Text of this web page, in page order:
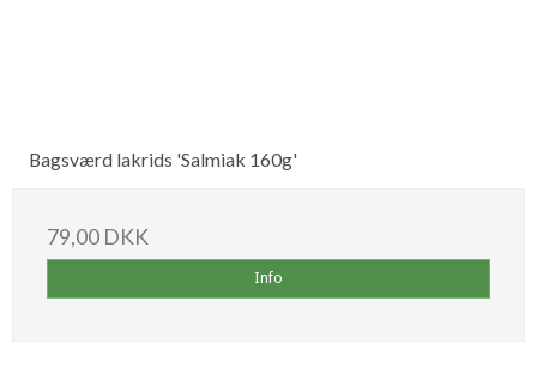
Bagsværd lakrids 'Salmiak 160g'
79,00 DKK
Info